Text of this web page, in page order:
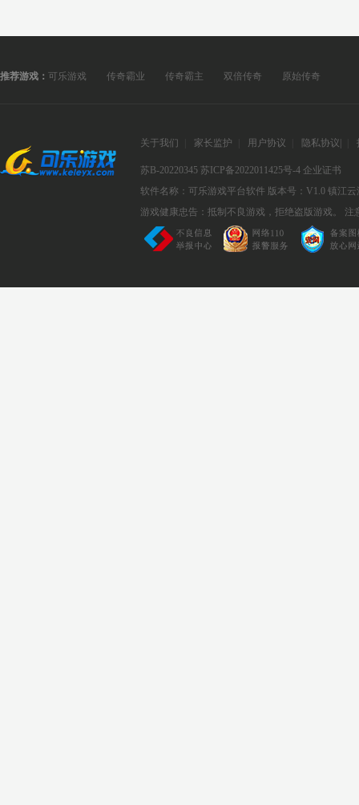
推荐游戏： 可乐游戏 传奇霸业 传奇霸主 双倍传奇 原始传奇
关于我们 家长监护 用户协议 隐私协议|
苏B-20220345 苏ICP备2022011425号-4 企业证书
软件名称：可乐游戏平台软件 版本号：V1.0 镇江云
游戏健康忠告：抵制不良游戏，拒绝盗版游戏。